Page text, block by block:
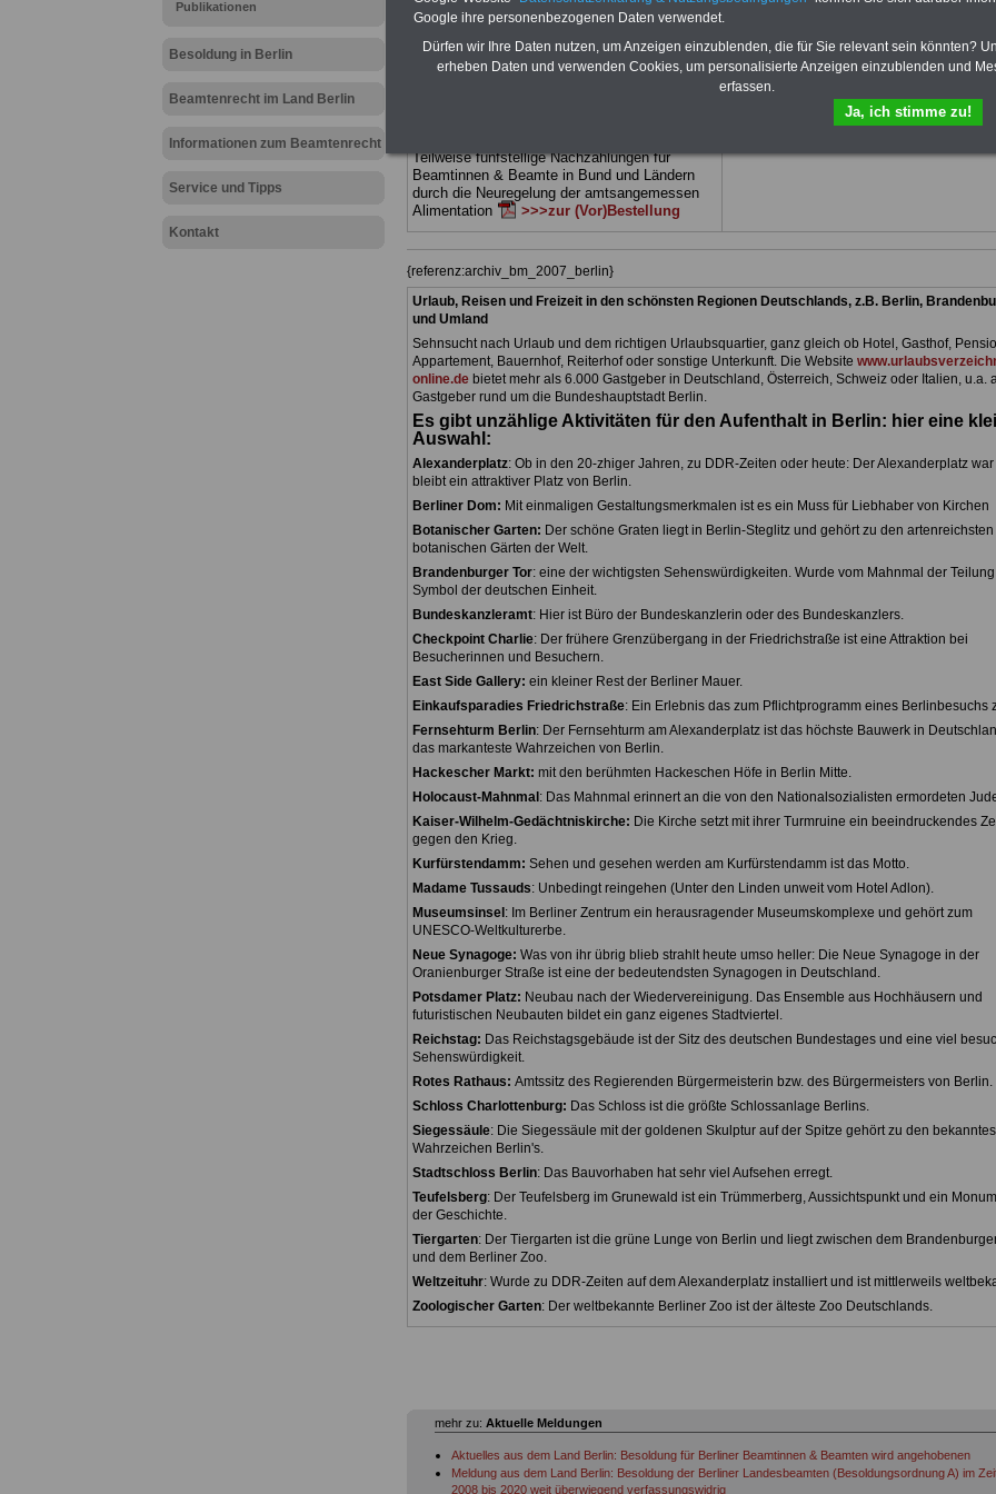
Publikationen
Besoldung in Berlin
Beamtenrecht im Land Berlin
Informationen zum Beamtenrecht
Service und Tipps
Kontakt
Ländern. Alle drei Ratgeber sind übersichtlich
gegliedert und erläutern auch komp-lizierte
Sachverhalte verständlich (auch für Mitarbei-
terinnen und Mitarbeiter des öffentlichen
Teilweise fünfstellige Nachzahlungen für
Beamtinnen & Beamte in Bund und Ländern
durch die Neuregelung der amtsangemessen
Alimentation
>>>zur (Vor)Bestellung
herunterladen, auch für Beschäftigte beim
Beamtenrecht, Besoldung, Beihilfe,
Beamtenversorgung, Rund ums Geld,
Nebentätigkeitsrecht, Frauen im öffentl.
und Berufseinstieg im öffentlichen
kann die eBooks herunterladen,
{referenz:archiv_bm_2007_berlin}
Urlaub, Reisen und Freizeit in den schönsten Regionen Deutschlands, z.B. Berlin,
und Umland
Sehnsucht nach Urlaub und dem richtigen Urlaubsquartier, ganz gleich ob Hotel, Gasthof,
Appartement, Bauernhof, Reiterhof oder sonstige Unterkunft. Die Website
online.debietet mehr als 6.000 Gastgeber in Deutschland, Österreich, Schweiz oder Italien, u.a.
Gastgeber rund um die Bundeshauptstadt Berlin.
Es gibt unzählige Aktivitäten für den Aufenthalt in Berlin: hier eine
Auswahl:
Alexanderplatz: Ob in den 20-zhiger Jahren, zu DDR-Zeiten oder heute: Der Alexanderplatz war
bleibt ein attraktiver Platz von Berlin.
Berliner Dom: Mit einmaligen Gestaltungsmerkmalen ist es ein Muss für Liebhaber von Kirchen
Botanischer Garten: Der schöne Graten liegt in Berlin-Steglitz und gehört zu den artenreichsten
botanischen Gärten der Welt.
Brandenburger Tor: eine der wichtigsten Sehenswürdigkeiten. Wurde vom Mahnmal der
Symbol der deutschen Einheit.
Bundeskanzleramt: Hier ist Büro der Bundeskanzlerin oder des Bundeskanzlers.
Checkpoint Charlie: Der frühere Grenzübergang in der Friedrichstraße ist eine Attraktion bei
Besucherinnen und Besuchern.
East Side Gallery: ein kleiner Rest der Berliner Mauer.
Einkaufsparadies Friedrichstraße: Ein Erlebnis das zum Pflichtprogramm eines Berlinbesuchs
Fernsehturm Berlin: Der Fernsehturm am Alexanderplatz ist das höchste Bauwerk in
das markanteste Wahrzeichen von Berlin.
Hackescher Markt: mit den berühmten Hackeschen Höfe in Berlin Mitte.
Holocaust-Mahnmal : Das Mahnmal erinnert an die von den Nationalsozialisten ermordeten
Kaiser-Wilhelm-Gedächtniskirche: Die Kirche setzt mit ihrer Turmruine ein beeindruckendes
gegen den Krieg.
Kurfürstendamm: Sehen und gesehen werden am Kurfürstendamm ist das Motto.
Madame Tussauds: Unbedingt reingehen (Unter den Linden unweit vom Hotel Adlon).
Museumsinsel : Im Berliner Zentrum ein herausragender Museumskomplexe und gehört zum
UNESCO-Weltkulturerbe.
Neue Synagoge: Was von ihr übrig blieb strahlt heute umso heller: Die Neue Synagoge in der
Oranienburger Straße ist eine der bedeutendsten Synagogen in Deutschland.
Potsdamer Platz: Neubau nach der Wiedervereinigung. Das Ensemble aus Hochhäusern und
futuristischen Neubauten bildet ein ganz eigenes Stadtviertel.
Reichstag: Das Reichstagsgebäude ist der Sitz des deutschen Bundestages und eine viel
Sehenswürdigkeit.
Rotes Rathaus: Amtssitz des Regierenden Bürgermeisterin bzw. des Bürgermeisters von Berlin.
Schloss Charlottenburg: Das Schloss ist die größte Schlossanlage Berlins.
Siegessäule: Die Siegessäule mit der goldenen Skulptur auf der Spitze gehört zu den
Wahrzeichen Berlin's.
Stadtschloss Berlin: Das Bauvorhaben hat sehr viel Aufsehen erregt.
Teufelsberg: Der Teufelsberg im Grunewald ist ein Trümmerberg, Aussichtspunkt und ein
der Geschichte.
Tiergarten: Der Tiergarten ist die grüne Lunge von Berlin und liegt zwischen dem
und dem Berliner Zoo.
Weltzeituhr: Wurde zu DDR-Zeiten auf dem Alexanderplatz installiert und ist mittlerweils
Zoologischer Garten: Der weltbekannte Berliner Zoo ist der älteste Zoo Deutschlands.
mehr zu: Aktuelle Meldungen
Aktuelles aus dem Land Berlin: Besoldung für Berliner Beamtinnen & Beamten wird angehobenen
Meldung aus dem Land Berlin: Besoldung der Berliner Landesbeamten (Besoldungsordnung A) im
Google ihre personenbezogenen Daten verwendet.
Dürfen wir Ihre Daten nutzen, um Anzeigen einzublenden, die für Sie relevant sein könnten?
erheben Daten und verwenden Cookies, um personalisierte Anzeigen einzublenden und
erfassen.
Ja, ich stimme zu!